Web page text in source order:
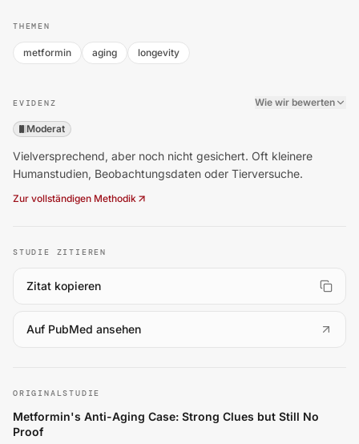
THEMEN
metformin aging longevity
EVIDENZ Wie wir bewerten
Moderat
Vielversprechend, aber noch nicht gesichert. Oft kleinere
Humanstudien, Beobachtungsdaten oder Tierversuche.
Zur vollständigen Methodik
STUDIE ZITIEREN
Zitat kopieren
Auf PubMed ansehen(
ORIGINALSTUDIE
Metformin's Anti-Aging Case: Strong Clues but Still No
Proof